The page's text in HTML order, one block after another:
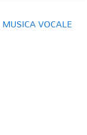
MUSICA VOCALE